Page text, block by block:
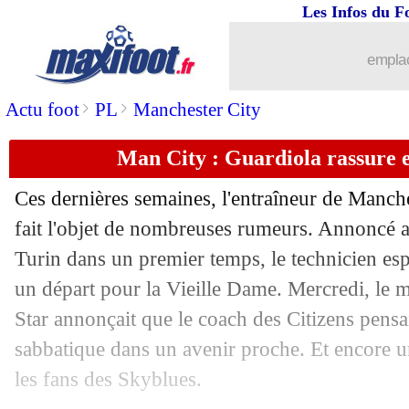
Actu foot> PL > Manchester City
Les Infos du
Man City : Guardiola rassure
Ces dernières semaines, l'entraîneur de
fait l'objet de nombreuses rumeurs. Annoncé
Turin dans un premier temps, le technicien
un départ pour la Vieille Dame. Mercredi, le
Star annonçait que le coach des Citizens
sabbatique dans un avenir proche. Et encore
les fans des Skyblues.
PSG: Henrique a bien annoncé son
13/06 Lyon
13/06 OM: Rolando vers un retour au
13/06 Chelsea : Bakayoko drague le PSG !
13/06 PHOTO: quand Messi taquine
13/06 Algérie: Delort finalement à la CAN
13/06 PSG : Mbappé reste le plus cher !
13/06 Chelsea: la sanction ne changera pas